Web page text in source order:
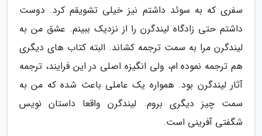
سفری که به سوئد داشتم نیز خیلی تشویقم کرد. دوست
داشتم حتی زادگاه لیندگرن را از نزدیک ببینم. عشق من به
لیندگرن مرا به سمت ترجمه کشاند. البته کتاب های دیگری
هم ترجمه نموده ام، ولی انگیزه اصلی در این فرایند، ترجمه
آثار لیندگرن بود. همواره یک عاملی باعث شده که من به
سمت چیز دیگری بروم. لیندگرن واقعا داستان نویس
شگفتی آفرینی است.